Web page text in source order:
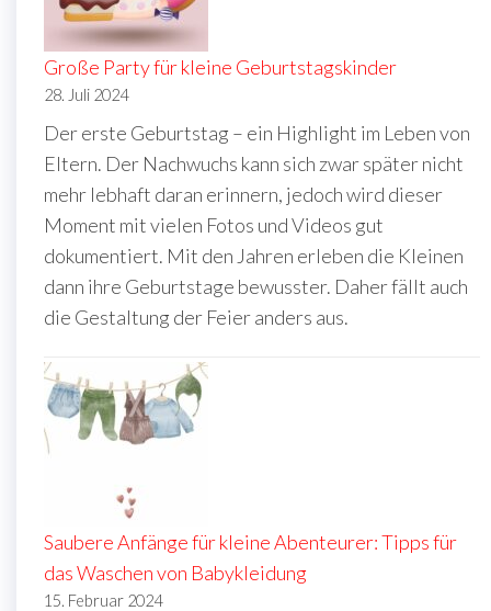
Große Party für kleine Geburtstagskinder
28. Juli 2024
Der erste Geburtstag – ein Highlight im Leben von
Eltern. Der Nachwuchs kann sich zwar später nicht
mehr lebhaft daran erinnern, jedoch wird dieser
Moment mit vielen Fotos und Videos gut
dokumentiert. Mit den Jahren erleben die Kleinen
dann ihre Geburtstage bewusster. Daher fällt auch
die Gestaltung der Feier anders aus.
Saubere Anfänge für kleine Abenteurer: Tipps für
das Waschen von Babykleidung
15. Februar 2024